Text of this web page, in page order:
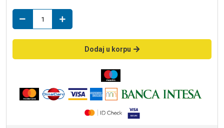
akril
160*105
rio
Dodaj u korpu